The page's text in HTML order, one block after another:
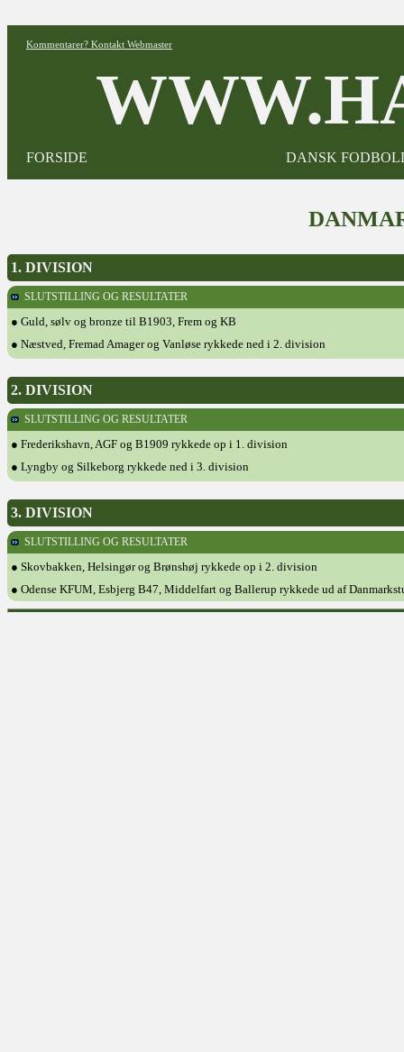
Kommentarer? Kontakt Webmaster
FORSIDE DANSK
1. DIVISION
SLUTSTILLING OG RESULTATER
● Guld, sølv og bronze til B1903, Frem og KB
● Næstved, Fremad Amager og Vanløse rykkede ned i 2. division
2. DIVISION
SLUTSTILLING OG RESULTATER
● Frederikshavn, AGF og B1909 rykkede op i 1. division
● Lyngby og Silkeborg rykkede ned i 3. division
3. DIVISION
SLUTSTILLING OG RESULTATER
● Skovbakken, Helsingør og Brønshøj rykkede op i 2. division
● Odense KFUM, Esbjerg B47, Middelfart og Ballerup rykkede ud af